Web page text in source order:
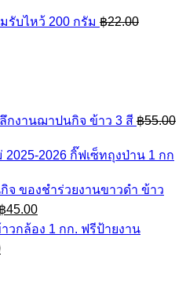
รับไหว้ 200 กรัม ฿22.00
กงานฌาปนกิจ ข้าว 3 สี ฿55.00
กิ๊ฟเซ็ทถุงป่าน 1 กก
ของชำร่วยงานขาวดำ ข้าว
Original
50.00.
฿45.00Current
price
is:
วกล้อง 1 กก. ฟรีป้ายงาน
Current
price